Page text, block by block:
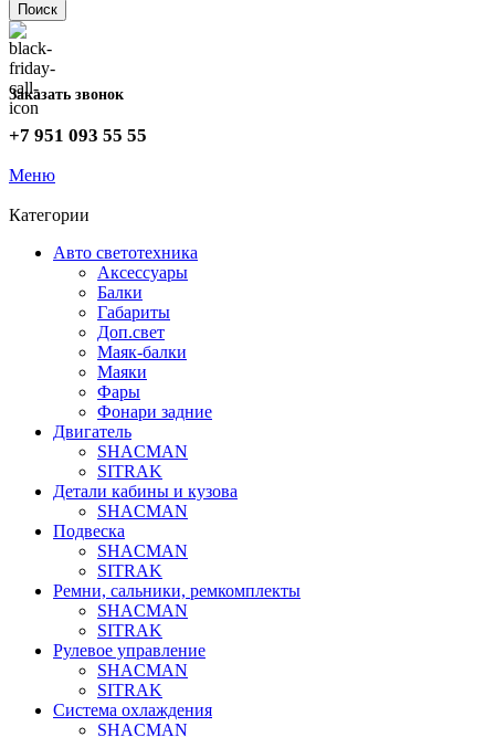
Поиск
Заказать звонок
+7 951 093 55 55
Меню
Категории
Авто светотехника
Аксессуары
Балки
Габариты
Доп.свет
Маяк-балки
Маяки
Фары
Фонари задние
Двигатель
SHACMAN
SITRAK
Детали кабины и кузова
SHACMAN
Подвеска
SHACMAN
SITRAK
Ремни, сальники, ремкомплекты
SHACMAN
SITRAK
Рулевое управление
SHACMAN
SITRAK
Система охлаждения
SHACMAN